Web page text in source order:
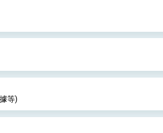
化跨大西洋戰略夥伴關係
定」簽署
邦目標
美日關係深化
等)